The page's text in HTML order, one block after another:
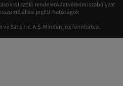
ve Satış Tic. A.Ş. Minden jog fenntartva.
szóló rendeletAdatvédelmi szabályzat
Elállási jogEU-hatóságok